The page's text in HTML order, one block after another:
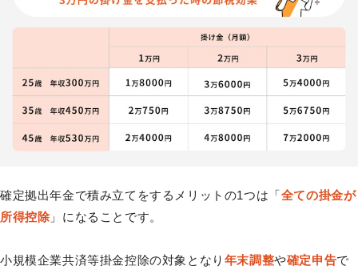
確定拠出年金で積み立てをするメリットの1つは「全ての掛金が
所得控除 」になることです。
小規模企業共済等掛金控除の対象となり 年末調整や確定申告で